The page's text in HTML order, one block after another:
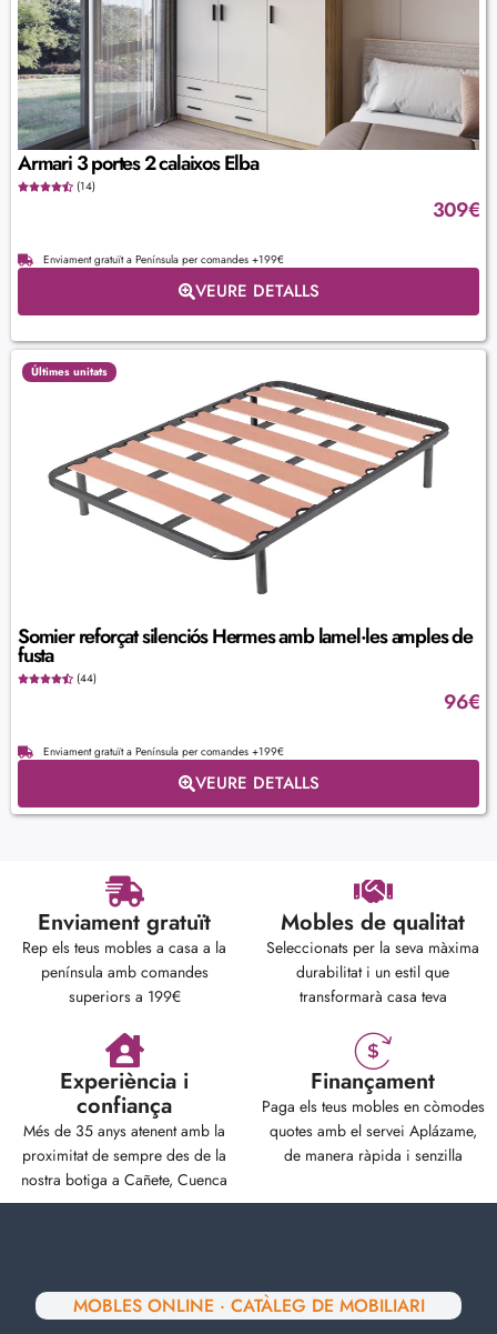
Armari 3 portes 2 calaixos Elba
(14)
309€
Enviament gratuït a Península per comandes +199€
VEURE DETALLS
Últimes unitats
Somier reforçat silenciós Hermes amb lamel·les amples de
fusta
(44)
96€
Enviament gratuït a Península per comandes +199€
VEURE DETALLS
Enviament gratuït
Rep els teus mobles a casa a la
península amb comandes
superiors a 199€
Mobles de qualitat
Seleccionats per la seva màxima
durabilitat i un estil que
transformarà casa teva
Experiència i
confiança
Més de 35 anys atenent amb la
proximitat de sempre des de la
nostra botiga a Cañete, Cuenca
Finançament
Paga els teus mobles en còmodes
quotes amb el servei Aplázame,
de manera ràpida i senzilla
MOBLES ONLINE · CATÀLEG DE MOBILIARI